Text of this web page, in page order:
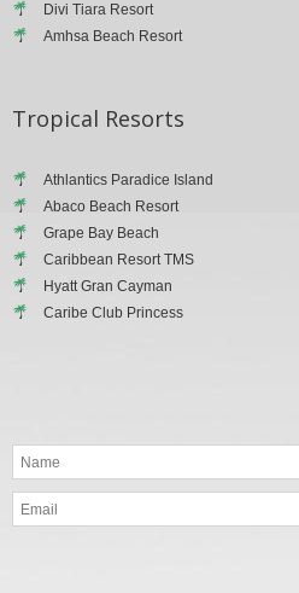
Divi Tiara Resort
Amhsa Beach Resort
Tropical Resorts
Athlantics Paradice Island
Abaco Beach Resort
Grape Bay Beach
Caribbean Resort TMS
Hyatt Gran Cayman
Caribe Club Princess